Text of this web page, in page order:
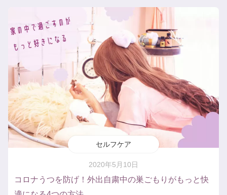
セルフケア
2020年5月10日
コロナうつを防げ！外出自粛中の巣ごもりがもっと快